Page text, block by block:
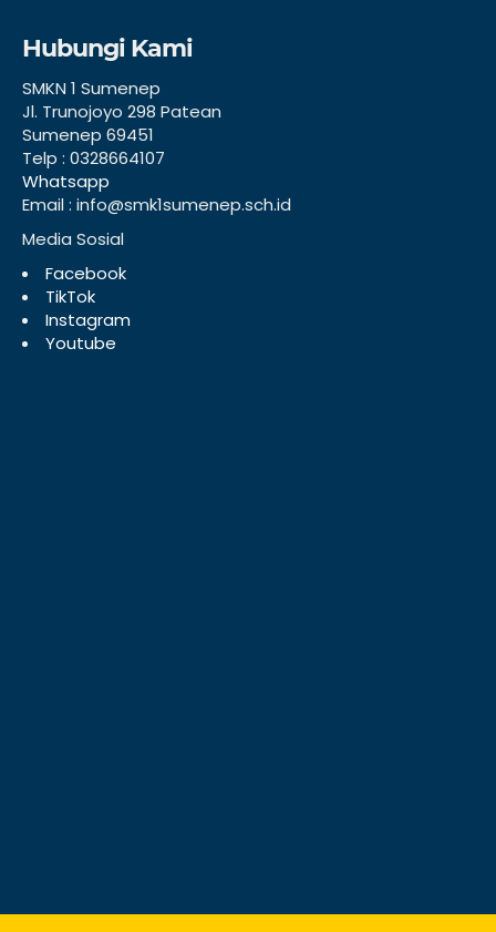
Hubungi Kami
SMKN 1 Sumenep
Jl. Trunojoyo 298 Patean
Sumenep 69451
Telp : 0328664107
Whatsapp
Email : info@smk1sumenep.sch.id
Media Sosial
Facebook
TikTok
Instagram
Youtube